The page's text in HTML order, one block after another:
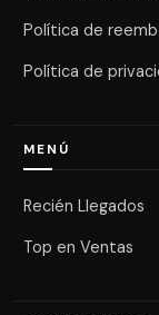
Política de
Política de
MENÚ
Recién Llegados
Top en Ventas